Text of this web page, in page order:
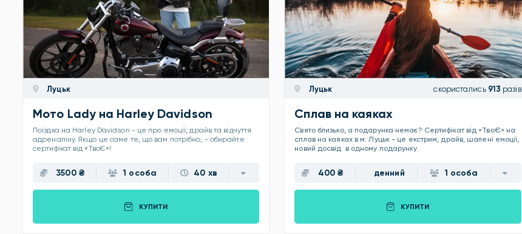
Луцьк
Мото Lady на Harley Davidson
Поїздка на Harley Davidson - це про емоції, драйв та відчуття
адреналіну. Якщо це саме те, що вам потрібно, - обирайте
сертифікат від «ТвоЄ»!
3500 ₴ 1 особа 40 хв
КУПИТИ
Луцьк скористались 913 разів
Сплав на каяках
Свято близько, а подарунка немає? Сертифікат від «ТвоЄ» на
сплав на каяках в м. Луцьк - це екстрим, драйв, шалені емоції,
новий досвід в одному подарунку.
400 ₴ денний 1 особа
КУПИТИ